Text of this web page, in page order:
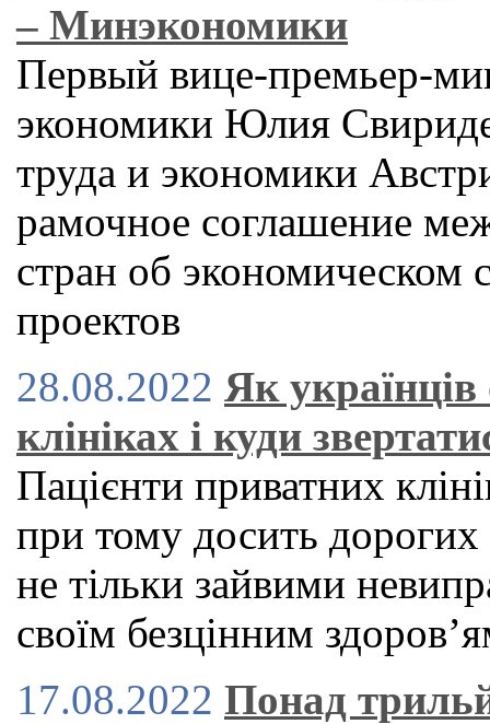
– Минэкономики
Первый вице-премьер-
экономики Юлия
труда и экономики
рамочное соглашение
стран об экономическом
проектов
28.08.2022 Як
клініках і куди
Пацієнти приватних
при тому досить
не тільки зайвими
своїм безцінним
17.08.2022 Понад